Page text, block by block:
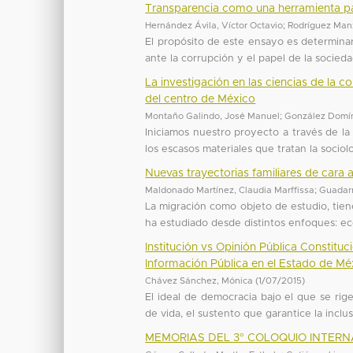
Transparencia como una herramienta
Hernández Ávila, Víctor Octavio; Rodríguez
El propósito de este ensayo es
ante la corrupción y el papel de la
La investigación en las ciencias de la
del centro de México
Montaño Galindo, José Manuel ;González
Iniciamos nuestro proyecto a través de
los escasos materiales que tratan la
Nuevas trayectorias familiares de cara
Maldonado Martínez, Claudia Marffissa;
La migración como objeto de estudio,
ha estudiado desde distintos enfoques:
Institución vs Opinión Pública
Información Pública en el Estado de
Chávez Sánchez, Mónica (1/07/2015)
El ideal de democracia bajo el que se
de vida, el sustento que garantice la
MEMORIAS DEL 3° COLOQUIO